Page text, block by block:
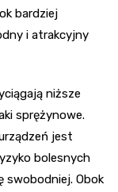
bardziej
i atrakcyjny
niższe
sprężynowe.
jest
bolesnych
swobodniej. Obok